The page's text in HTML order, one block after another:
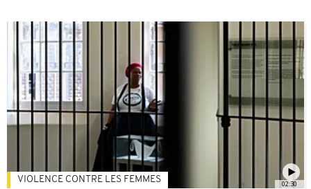
02:30
VIOLENCE CONTRE LES FEMMES